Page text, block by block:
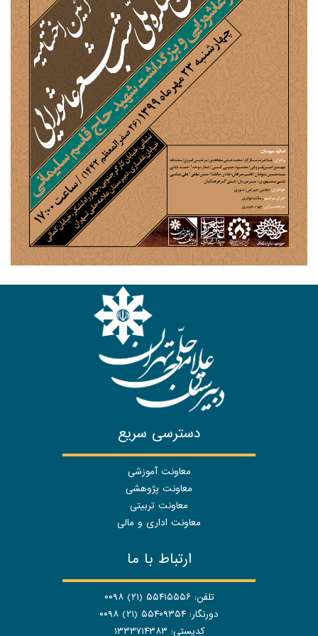
دسترسی سریع
معاونت آموزشی
معاونت پژوهشی
معاونت تربیتی
معاونت اداری و مالی
ارتباط با ما
تلفن: ۵۵۴۱۵۵۵۶ (۲۱) ۰۰۹۸
دورنگار: ۵۵۴۰۹۳۵۴ (۲۱) ۰۰۹۸
کدپستی: ۱۳۳۳۷۱۴۳۸۳